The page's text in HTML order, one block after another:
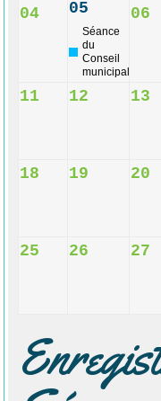
04 05
Séance
du
Conseil
municipal
06
11 12 13
18 19 20
25 26 27